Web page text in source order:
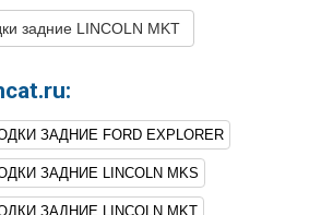
Turbocharged
2016 V6 3.7L
2015
V6 3.5L TURBO -
Turbocharged
2015 V6 3.7L
задние LINCOLN MKT
ЗАДНИЕ FORD EXPLORER
ЗАДНИЕ LINCOLN MKS
ЗАДНИЕ LINCOLN MKT